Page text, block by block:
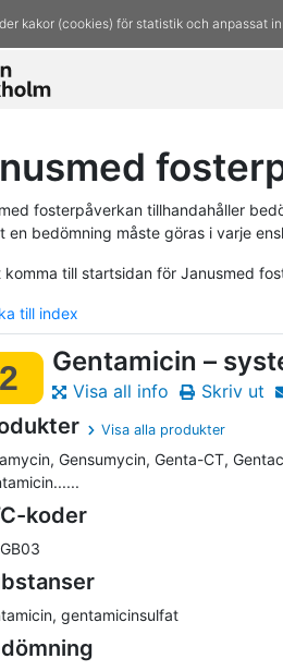
kakor (cookies) för statistik och anpassat
fosterpåverkan tillhandahåller
en bedömning måste göras i varje
komma till startsidan för Janusmed
till index
2 Gentamicin –
Visa all info Skriv ut
Visa alla produkter
Gensumycin, Genta-CT,
koder
gentamicinsulfat